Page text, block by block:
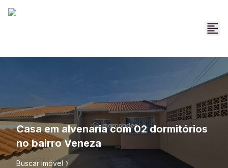
Casa em alvenaria com 02 dormitórios
no bairro Veneza
Buscar imóvel